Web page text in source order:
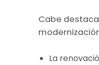
Cabe
La